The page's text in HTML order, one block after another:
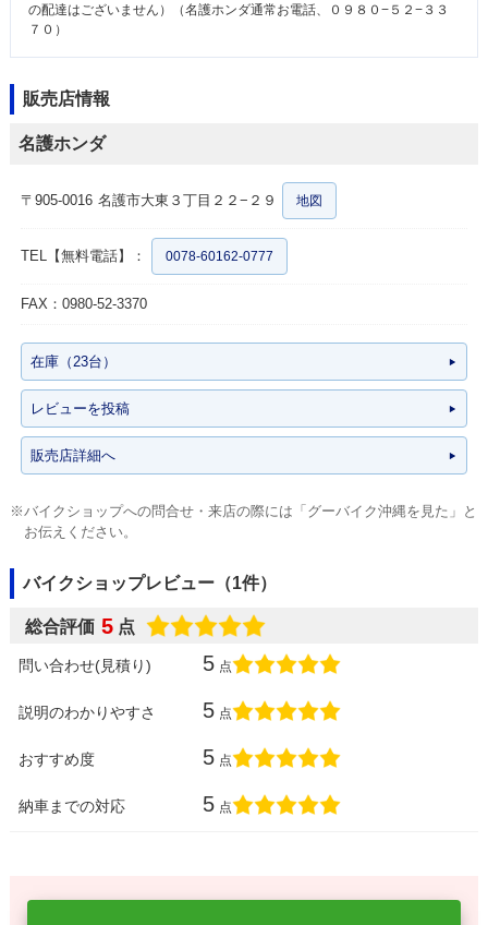
の配達はございません）（名護ホンダ通常お電話、０９８０−５２−３３
７０）
販売店情報
名護ホンダ
〒905-0016 名護市大東３丁目２２−２９ 地図
TEL【無料電話】： 0078-60162-0777
FAX：0980-52-3370
在庫（23台）
レビューを投稿
販売店詳細へ
※バイクショップへの問合せ・来店の際には「グーバイク沖縄を見た」と
お伝えください。
バイクショップレビュー（1件）
総合評価 5 点
問い合わせ(見積り) 5 点
説明のわかりやすさ 5 点
おすすめ度 5 点
納車までの対応 5 点